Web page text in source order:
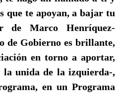
que te apoyan, a bajar tu
de Marco Henríquez-
de Gobierno es brillante,
en torno a aportar,
la unida de la izquierda-,
en un Programa